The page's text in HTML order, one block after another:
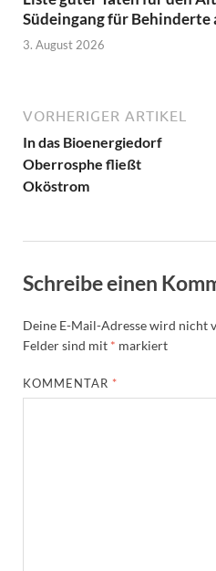
Südeingang für Behinderte
3. August 2026
VORHERIGER ARTIKEL
In das Bioenergiedorf
Oberrosphe fließt
Oköstrom
Schreibe einen
Deine E-Mail-Adresse wird nicht
Felder sind mit * markiert
KOMMENTAR *